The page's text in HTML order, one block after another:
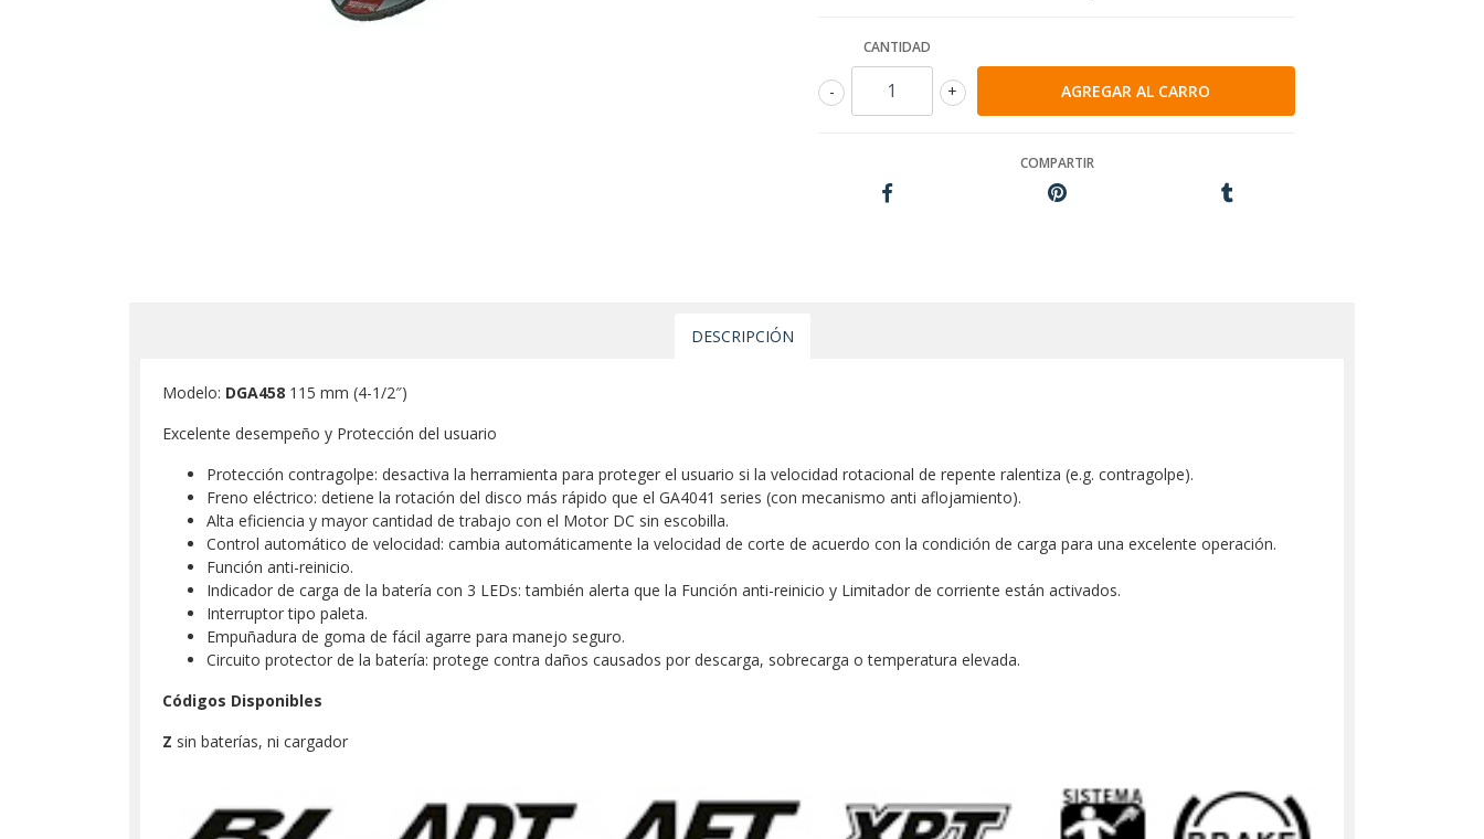
CANTIDAD
+
-
COMPARTIR
DESCRIPCIÓN
Modelo: DGA458 115 mm (4-1/2″)
Excelente desempeño y Protección del usuario
Protección contragolpe: desactiva la herramienta para proteger el usuario si la velocidad rotacional de repente ralentiza (e.g. contragolpe).
Freno eléctrico: detiene la rotación del disco más rápido que el GA4041 series (con mecanismo anti aflojamiento).
Alta eficiencia y mayor cantidad de trabajo con el Motor DC sin escobilla.
Control automático de velocidad: cambia automáticamente la velocidad de corte de acuerdo con la condición de carga para una excelente operación.
Función anti-reinicio.
Indicador de carga de la batería con 3 LEDs: también alerta que la Función anti-reinicio y Limitador de corriente están activados.
Interruptor tipo paleta.
Empuñadura de goma de fácil agarre para manejo seguro.
Circuito protector de la batería: protege contra daños causados por descarga, sobrecarga o temperatura elevada.
Códigos Disponibles
Z sin baterías, ni cargador